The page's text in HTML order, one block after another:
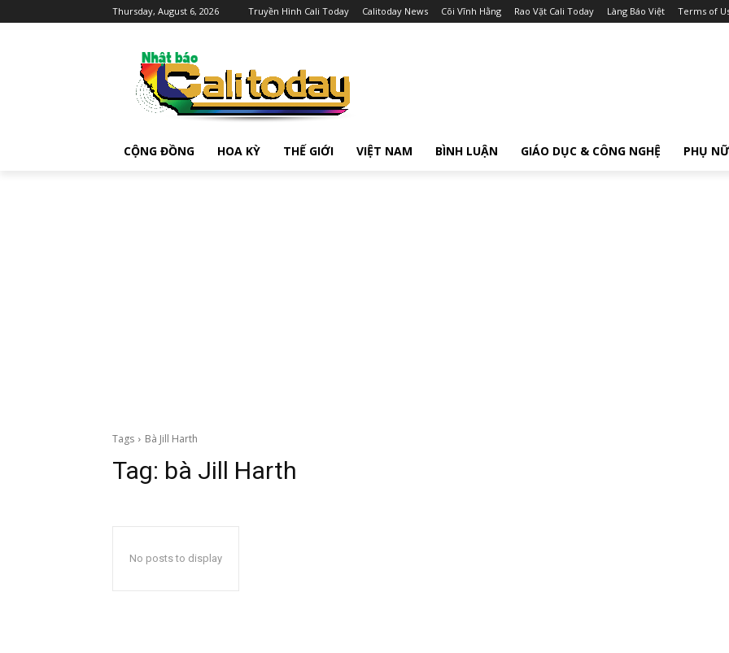
Thursday, August 6, 2026 Truyền Hình Cali Today Calitoday News Cõi Vĩnh Hằng Rao Vặt Cali Today Làng Báo Việt Terms of
CỘNG ĐỒNG HOA KỲ THẾ GIỚI VIỆT NAM BÌNH LUẬN GIÁO DỤC & CÔNG NGHỆ PHỤ NỮ
Tags Bà Jill Harth
Tag: bà Jill Harth
No posts to display